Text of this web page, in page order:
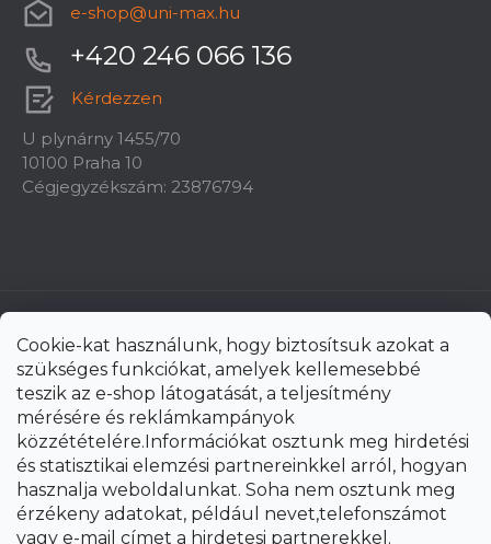
Cookie-kat használunk, hogy biztosítsuk azokat a
szükséges funkciókat, amelyek kellemesebbé
teszik az e-shop látogatását, a teljesítmény
mérésére és reklámkampányok
közzétételére.Információkat osztunk meg hirdetési
és statisztikai elemzési partnereinkkel arról, hogyan
hasznalja weboldalunkat. Soha nem osztunk meg
érzékeny adatokat, például nevet,telefonszámot
vagy e-mail címet a hirdetesi partnerekkel.
e-shop@uni-max.hu
+420 246 066 136
Kérdezzen
U plynárny 1455/70
10100 Praha 10
Cégjegyzékszám: 23876794